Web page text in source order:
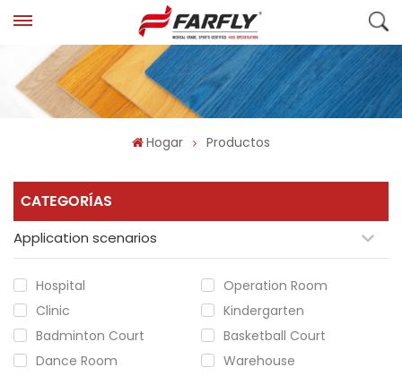
Hogar Productos
CATEGORÍAS
Application scenarios
Hospital
Operation Room
Clinic
Kindergarten
Badminton Court
Basketball Court
Dance Room
Warehouse